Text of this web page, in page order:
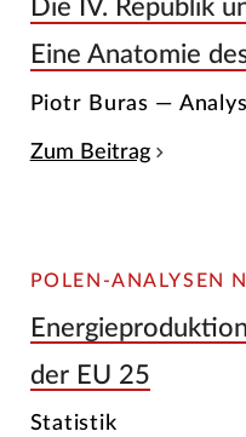
Die IV. Republik
Eine Anatomie
Piotr Buras —
Zum Beitrag
POLEN-ANALYSEN
der EU 25
Statistik